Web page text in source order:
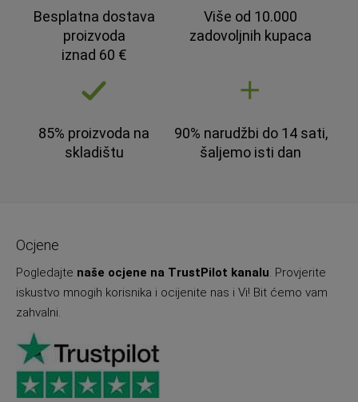
Besplatna dostava
proizvoda
iznad 60 €
Više od 10.000
zadovoljnih kupaca
85% proizvoda na
skladištu
90% narudžbi do 14 sati,
šaljemo isti dan
Ocjene
Pogledajte naše ocjene na TrustPilot kanalu. Provjerite
iskustvo mnogih korisnika i ocijenite nas i Vi! Bit ćemo vam
zahvalni.